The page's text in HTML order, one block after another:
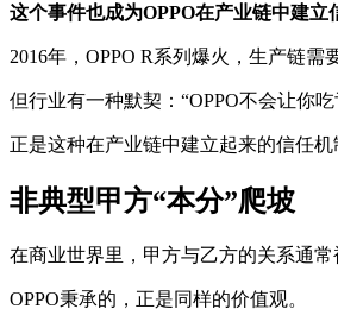
这个事件也成为OPPO在产业链中建立
2016年，OPPO R系列爆火，生产链
但行业有一种默契：“OPPO不会让你吃
正是这种在产业链中建立起来的信任
非典型甲方“本分”爬坡
在商业世界里，甲方与乙方的关系通
OPPO秉承的，正是同样的价值观。